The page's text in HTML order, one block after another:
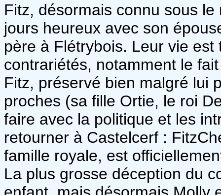
Fitz, désormais connu sous
jours heureux avec son
père à Flétrybois. Leur vie
contrariétés, notamment le
Fitz, préservé bien malgré lui
proches (sa fille Ortie, le roi
faire avec la politique et les
retourner à Castelcerf :
famille royale, est
La plus grosse déception du